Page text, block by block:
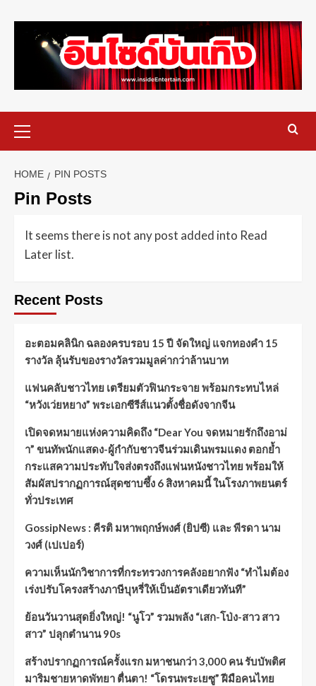
HOME PIN POSTS
Pin Posts
It seems there is not any post added into Read
Later list.
Recent Posts
อะตอมคลินิก ฉลองครบรอบ 15 ปี จัดใหญ่ แจกทองคำ 15
รางวัล ลุ้นรับของรางวัลรวมมูลค่ากว่าล้านบาท
แฟนคลับชาวไทย เตรียมตัวฟินกระจาย พร้อมกระทบไหล่
“หวังเว่ยหยาง” พระเอกซีรีส์แนวตั้งชื่อดังจากจีน
เปิดจดหมายแห่งความคิดถึง “Dear You จดหมายรักถึงอาม่
า” ขนทัพนักแสดง-ผู้กำกับชาวจีนร่วมเดินพรมแดง ตอกย้ำ
กระแสความประทับใจส่งตรงถึงแฟนหนังชาวไทย พร้อมให้
สัมผัสปรากฏการณ์สุดซาบซึ้ง 6 สิงหาคมนี้ ในโรงภาพยนตร์
ทั่วประเทศ
GossipNews : คีรติ มหาพฤกษ์พงศ์ (ยิปซี) และ พีรดา นาม
วงศ์ (เปเปอร์)
ความเห็นนักวิชาการที่กระทรวงการคลังอยากฟัง “ทำไมต้อง
เร่งปรับโครงสร้างภาษีบุหรี่ให้เป็นอัตราเดียวทันที”
ย้อนวันวานสุดยิ่งใหญ่! “นูโว” รวมพลัง “เสก-โป่ง-สาว สาว
สาว” ปลุกตำนาน 90s
สร้างปรากฏการณ์ครั้งแรก มหาชนกว่า 3,000 คน รับบัพติศ
มาริมชายหาดพัทยา ตื่นตา! “โดรนพระเยซู” ฝีมือคนไทย